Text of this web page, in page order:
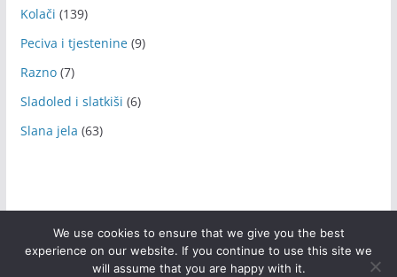
Kolači (139)
Peciva i tjestenine(9)
Razno(7)
Sladoled i slatkiši (6)
Slana jela (63)
Copyright © 2026Arijeva kuhinja. All rights reserved.
We use cookies to ensure that we give you the best
experience on our website. If you continue to use this site we
will assume that you are happy with it.